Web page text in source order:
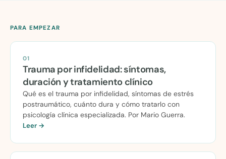
PARA EMPEZAR
01
Trauma por infidelidad: síntomas,
duración y tratamiento clínico
Qué es el trauma por infidelidad, síntomas de estrés
postraumático, cuánto dura y cómo tratarlo con
psicología clínica especializada. Por Mario Guerra.
Leer →